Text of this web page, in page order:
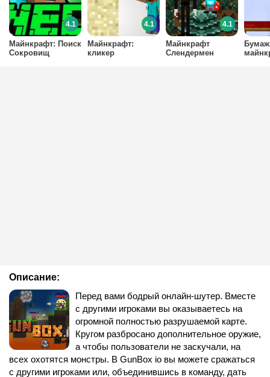
Описание:
Перед вами бодрый онлайн-шутер. Вместе
с другими игроками вы оказываетесь на
огромной полностью разрушаемой карте.
Кругом разбросано дополнительное оружие,
а чтобы пользователи не заскучали, на
всех охотятся монстры. В GunBox io вы можете сражаться
с другими игроками или, объединившись в команду, дать
Майнкрафт
Слендермен
4.1
Майнкрафт: Поиск
Сокровищ
4.1
Майнкрафт:
кликер
4.1